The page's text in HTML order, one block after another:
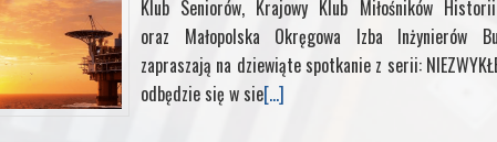
Klub Seniorów, Krajowy Klub Miłośników
oraz Małopolska Okręgowa Izba Inżynierów
zapraszają na dziewiąte spotkanie z serii:
odbędzie się w sie[...]